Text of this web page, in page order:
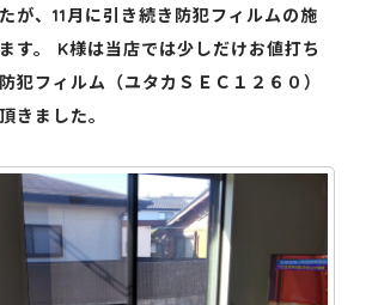
が、11月に引き続き防犯フィルムの施
す。 K様は当店では少しだけお値打ち
犯フィルム（ユタカＳＥＣ１２６０）
きました。